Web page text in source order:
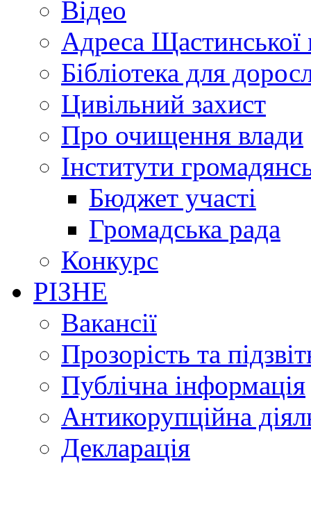
Відео
Адреса Щастинської
Бібліотека для
Цивільний захист
Про очищення влади
Інститути
Бюджет участі
Громадська рада
Конкурс
РІЗНЕ
Вакансії
Прозорість та
Публічна інформація
Антикорупційна
Декларація